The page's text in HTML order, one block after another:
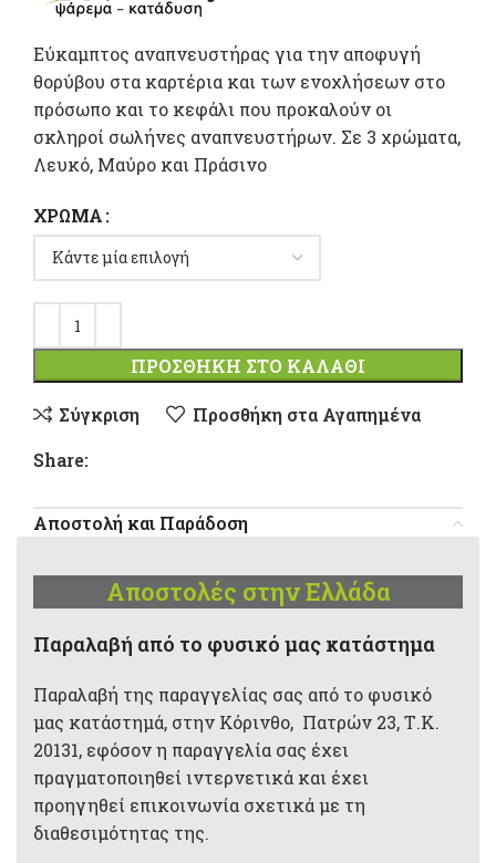
10,50 €
12,70 €
Εύκαμπτος αναπνευστήρας για την αποφυγή
θορύβου στα καρτέρια και των ενοχλήσεων στο
πρόσωπο και το κεφάλι που προκαλούν οι
σκληροί σωλήνες αναπνευστήρων. Σε 3 χρώματα,
Λευκό, Μαύρο και Πράσινο
ΧΡΏΜΑ
ΠΡΟΣΘΉΚΗ ΣΤΟ ΚΑΛΆΘΙ
Σύγκριση
Προσθήκη στα Αγαπημένα
Share:
Αποστολή και Παράδοση
Αποστολές στην Ελλάδα
Παραλαβή από το φυσικό μας κατάστημα
Παραλαβή της παραγγελίας σας από το φυσικό
μας κατάστημά, στην Κόρινθο, Πατρών 23, Τ.Κ.
20131, εφόσον η παραγγελία σας έχει
πραγματοποιηθεί ιντερνετικά και έχει
προηγηθεί επικοινωνία σχετικά με τη
διαθεσιμότητας της.